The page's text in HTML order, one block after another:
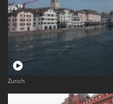
Zurich